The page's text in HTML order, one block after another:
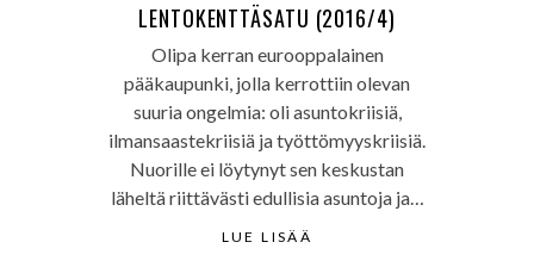
LENTOKENTTÄSATU (2016/4)
Olipa kerran eurooppalainen
pääkaupunki, jolla kerrottiin olevan
suuria ongelmia: oli asuntokriisiä,
ilmansaastekriisiä ja työttömyyskriisiä.
Nuorille ei löytynyt sen keskustan
läheltä riittävästi edullisia asuntoja ja…
LUE LISÄÄ